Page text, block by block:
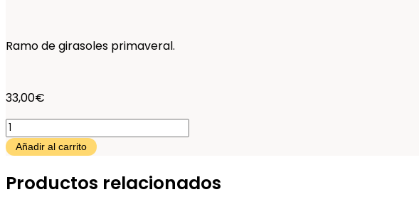
Ramo de girasoles primaveral.
33,00€
Ramo
de
cantidad
Añadir al carrito
Productos relacionados